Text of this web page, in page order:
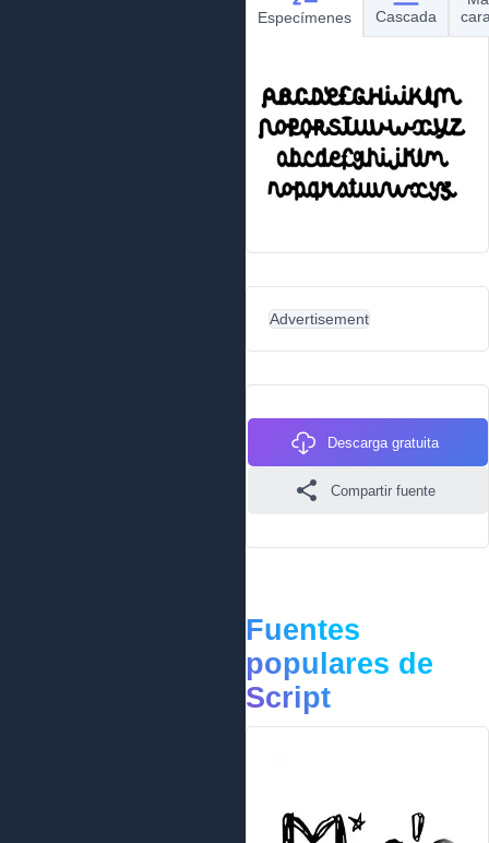
Especímenes Cascada
Advertisement
Descarga gratuita
Compartir fuente
Fuentes
populares de
Script